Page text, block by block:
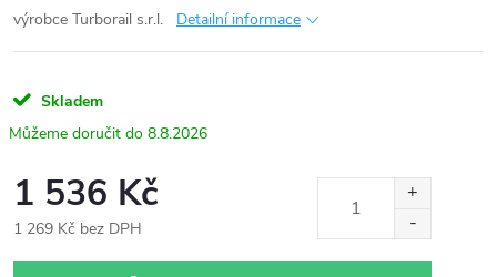
výrobce Turborail s.r.l.
Detailní informace
Skladem
8.8.2026
1 536 Kč
1 269 Kč bez DPH